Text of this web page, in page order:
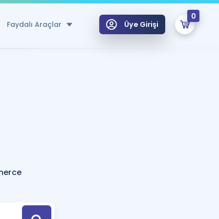
Faydalı Araçlar
Hesaplama Aracı
için Öneriler
Tek Takvimde
Üye Girişi
0
Hoca ile seni sınava hazırlayacak onlarca eğitim seni bekliyor!